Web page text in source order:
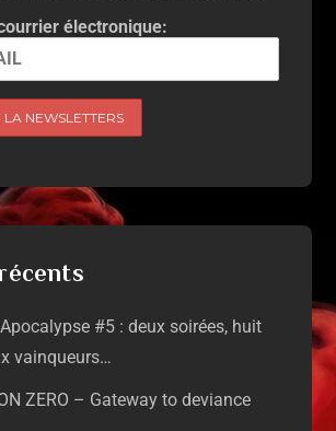
électronique:
#5 : deux soirées, huit
vainqueurs…
ZERO – Gateway to deviance